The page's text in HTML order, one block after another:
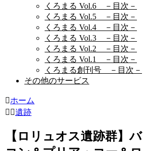
くろまる Vol.6 －目次－
くろまる Vol.5 －目次－
くろまる Vol.4 －目次－
くろまる Vol.3 －目次－
くろまる Vol.2 －目次－
くろまる Vol.1 －目次－
くろまる創刊号 －目次－
その他のサービス
ホーム
遺跡
【ロリュオス遺跡群】バ